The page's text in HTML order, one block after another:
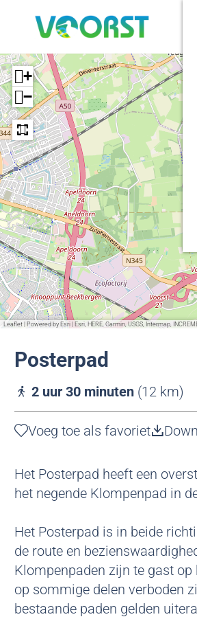
a
n
a
a
r
d
e
h
o
m
e
p
a
g
+
−
Leaflet Powered by Esri | Esri, HERE, Garmin, USGS, Intermap,
Posterpad
2 uur 30 minuten (12 km)
Voeg toe als favoriet
Voeg toe als favoriet
Het Posterpad heeft een
het negende Klompenpad in
Het Posterpad is in beide
de route en
Klompenpaden zijn te gast
op sommige delen verboden
bestaande paden gelden